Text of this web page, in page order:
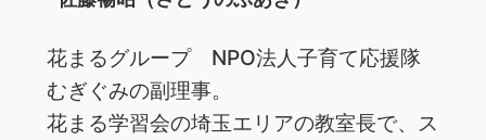
花まるグループ NPO法人子育て応援隊
むぎぐみの副理事。
花まる学習会の埼玉エリアの教室長で、ス